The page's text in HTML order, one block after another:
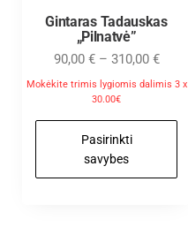
Gintaras Tadauskas
„Pilnatvė”
90,00 € – 310,00 €
Mokėkite trimis lygiomis dalimis 3 x
30.00€
Pasirinkti
savybes